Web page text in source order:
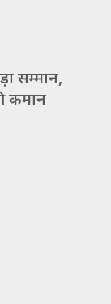
सम्मान,
कमान